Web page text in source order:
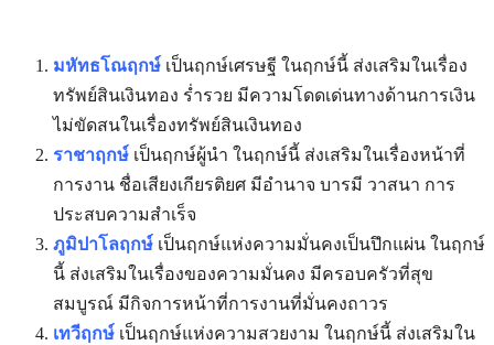
มหัทธโณฤกษ์ เป็นฤกษ์เศรษฐี ในฤกษ์นี้ ส่งเสริมในเรื่อง
ทรัพย์สินเงินทอง ร่ำรวย มีความโดดเด่นทางด้านการเงิน
ไม่ขัดสนในเรื่องทรัพย์สินเงินทอง
ราชาฤกษ์ เป็นฤกษ์ผู้นำ ในฤกษ์นี้ ส่งเสริมในเรื่องหน้าที่
การงาน ชื่อเสียงเกียรติยศ มีอำนาจ บารมี วาสนา การ
ประสบความสำเร็จ
ภูมิปาโลฤกษ์ เป็นฤกษ์แห่งความมั่นคงเป็นปึกแผ่น ในฤกษ์
นี้ ส่งเสริมในเรื่องของความมั่นคง มีครอบครัวที่สุข
สมบูรณ์ มีกิจการหน้าที่การงานที่มั่นคงถาวร
เทวีฤกษ์ เป็นฤกษ์แห่งความสวยงาม ในฤกษ์นี้ ส่งเสริมใน